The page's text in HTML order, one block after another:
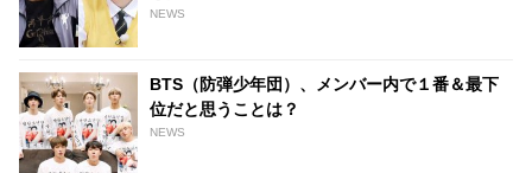
NEWS
BTS（防弾少年団）、メンバー内で１番＆最下
位だと思うことは？
NEWS